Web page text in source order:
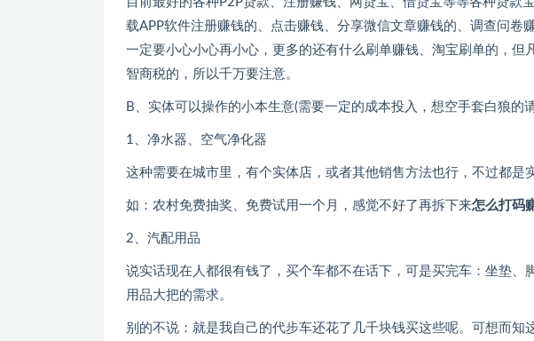
载APP软件注册赚钱的、点击赚钱、分享微信文章赚钱的、调查问卷
一定要小心小心再小心，更多的还有什么刷单赚钱、淘宝刷单的，但
智商税的，所以千万要注意。
B、实体可以操作的小本生意(需要一定的成本投入，想空手套白狼的
1、净水器、空气净化器
这种需要在城市里，有个实体店，或者其他销售方法也行，不过都是
如：农村免费抽奖、免费试用一个月，感觉不好了再拆下来怎么打码
2、汽配用品
说实话现在人都很有钱了，买个车都不在话下，可是买完车：坐垫、
用品大把的需求。
别的不说：就是我自己的代步车还花了几千块钱买这些呢。可想而知